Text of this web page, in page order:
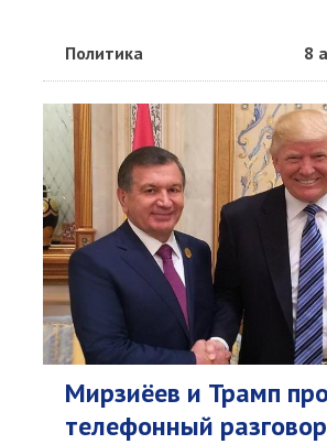
Политика 8
Мирзиёев и Трамп
телефонный разговор